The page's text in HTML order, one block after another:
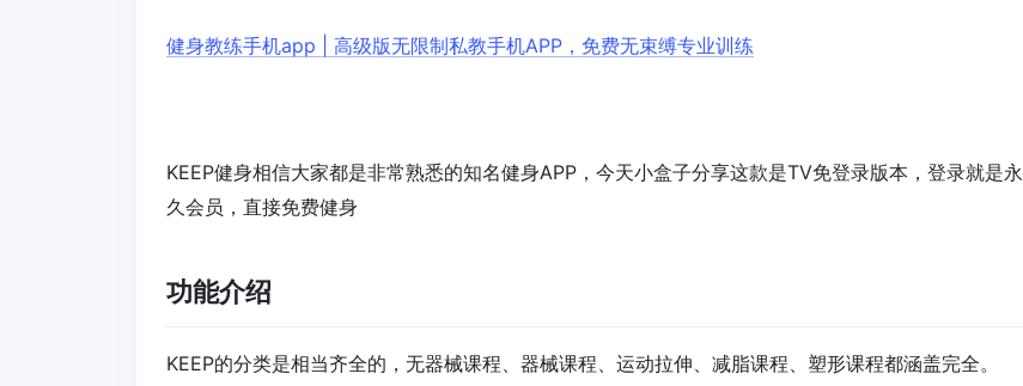
健身教练手机app | 高级版无限制私教手机APP，免费无束缚专业训练
KEEP健身相信大家都是非常熟悉的知名健身APP，今天小盒子分享这款是TV免登录版本，登录就是永
久会员，直接免费健身
功能介绍
KEEP的分类是相当齐全的，无器械课程、器械课程、运动拉伸、减脂课程、塑形课程都涵盖完全。